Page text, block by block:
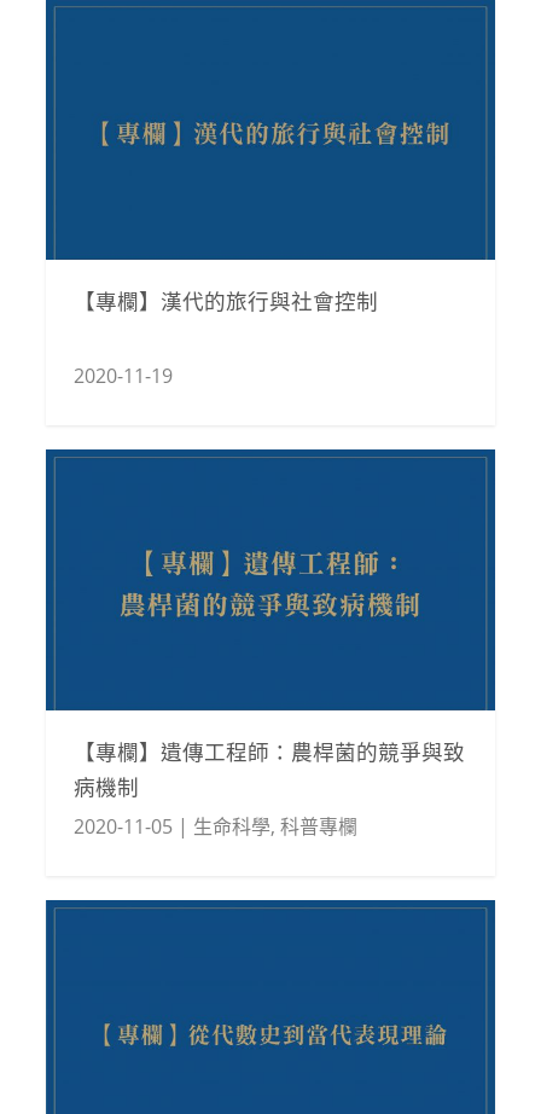
【專欄】漢代的旅行與社會控制
2020-11-19
【專欄】遺傳工程師：農桿菌的競爭與致
病機制
2020-11-05| 生命科學, 科普專欄